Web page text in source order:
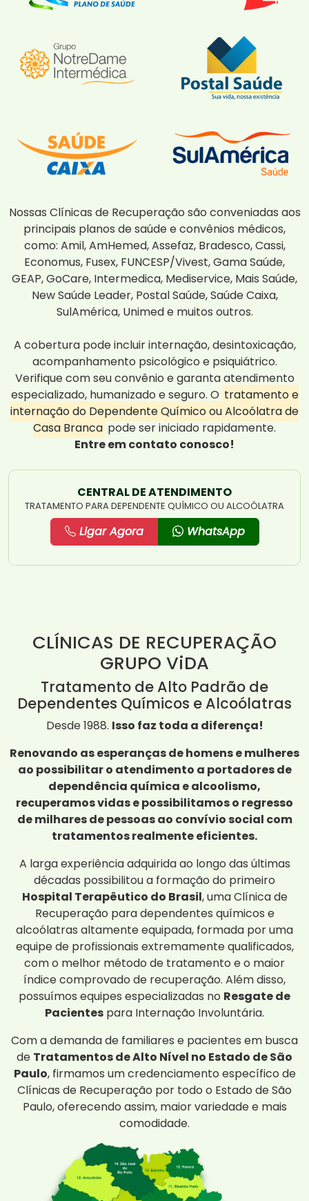
Nossas Clínicas de Recuperação são conveniadas aos
principais planos de saúde e convênios médicos,
como: Amil, AmHemed, Assefaz, Bradesco, Cassi,
Economus, Fusex, FUNCESP/Vivest, Gama Saúde,
GEAP, GoCare, Intermedica, Mediservice, Mais Saúde,
New Saúde Leader, Postal Saúde, Saúde Caixa,
SulAmérica, Unimed e muitos outros.
A cobertura pode incluir internação, desintoxicação,
acompanhamento psicológico e psiquiátrico.
Verifique com seu convênio e garanta atendimento
especializado, humanizado e seguro. O tratamento e
internação do Dependente Químico ou Alcoólatra de
Casa Branca pode ser iniciado rapidamente.
Entre em contato conosco!
CENTRAL DE ATENDIMENTO
TRATAMENTO PARA DEPENDENTE QUÍMICO OU ALCOÓLATRA
Ligar Agora WhatsApp
CLÍNICAS DE RECUPERAÇÃO
GRUPO ViDA
Tratamento de Alto Padrão de
Dependentes Químicos e Alcoólatras
Desde 1988. Isso faz toda a diferença!
Renovando as esperanças de homens e mulheres
ao possibilitar o atendimento a portadores de
dependência química e alcoolismo,
recuperamos vidas e possibilitamos o regresso
de milhares de pessoas ao convívio social com
tratamentos realmente eficientes.
A larga experiência adquirida ao longo das últimas
décadas possibilitou a formação do primeiro
Hospital Terapêutico do Brasil, uma Clínica de
Recuperação para dependentes químicos e
alcoólatras altamente equipada, formada por uma
equipe de profissionais extremamente qualificados,
com o melhor método de tratamento e o maior
índice comprovado de recuperação. Além disso,
possuímos equipes especializadas no Resgate de
Pacientes para Internação Involuntária.
Com a demanda de familiares e pacientes em busca
de Tratamentos de Alto Nível no Estado de São
Paulo, firmamos um credenciamento específico de
Clínicas de Recuperação por todo o Estado de São
Paulo, oferecendo assim, maior variedade e mais
comodidade.